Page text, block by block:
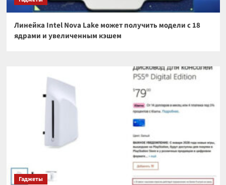
Линейка Intel Nova Lake может получить модели с 18
ядрами и увеличенным кэшем
Гаджеты